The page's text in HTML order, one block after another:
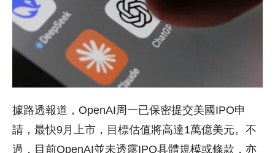
據路透報道，OpenAI周一已保密提交美國IPO申
請，最快9月上市，目標估值將高達1萬億美元。不
過，目前OpenAI並未透露IPO具體規模或條款，亦